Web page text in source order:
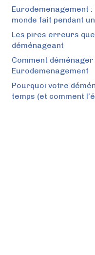
Eurodemenagement
monde fait pendant
Les pires erreurs
déménageant
Comment
Eurodemenagement
Pourquoi votre
temps (et comment